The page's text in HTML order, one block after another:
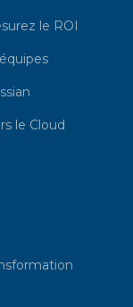
le ROI
le Cloud